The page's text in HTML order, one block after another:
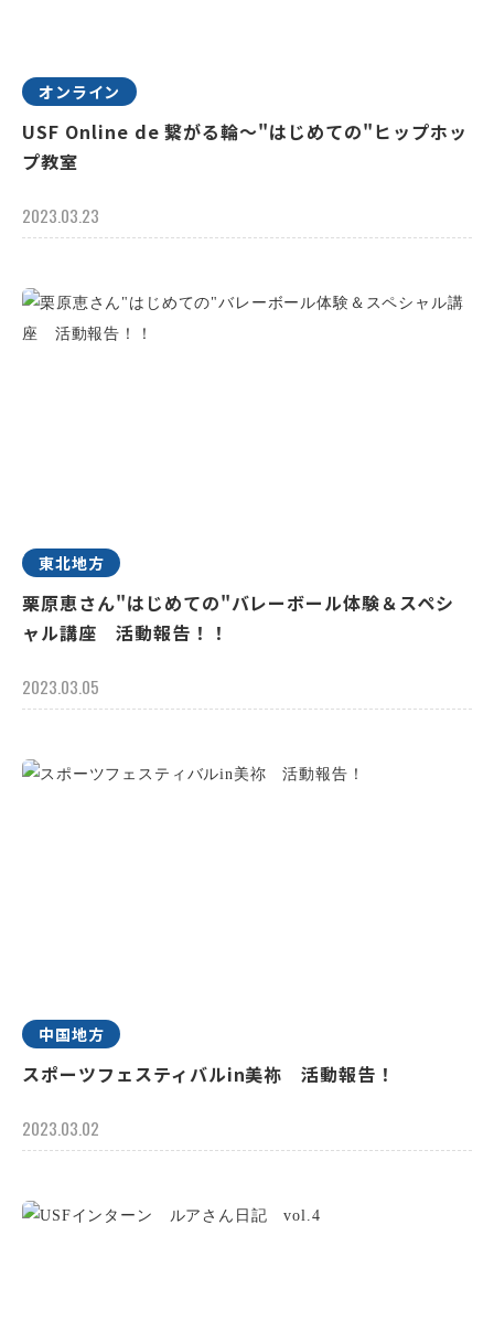
オンライン
USF Online de 繋がる輪～"はじめての"ヒップホッ
プ教室
2023.03.23
東北地方
栗原恵さん"はじめての"バレーボール体験＆スペシ
ャル講座 活動報告！！
2023.03.05
中国地方
スポーツフェスティバルin美祢 活動報告！
2023.03.02